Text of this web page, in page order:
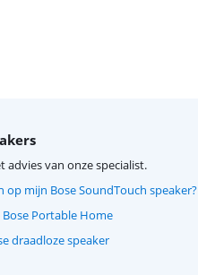
advies van onze specialist.
mijn Bose SoundTouch speaker?
Portable Home
draadloze speaker